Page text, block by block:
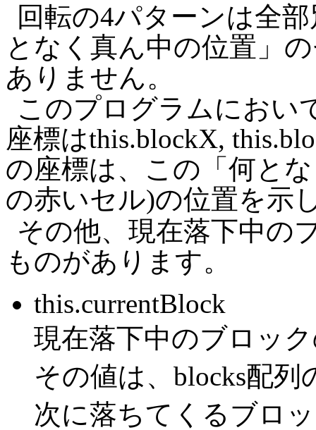
回転の4パターンは全
となく真ん中の位置」
ありません。
このプログラムにおい
座標はthis.blockX,
の座標は、この「何と
の赤いセル)の位置を示
その他、現在落下中の
ものがあります。
this.currentBlock
現在落下中のブロッ
その値は、blocks配列
次に落ちてくるブロ